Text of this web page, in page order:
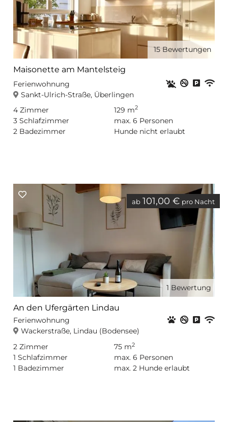
15 Bewertungen
Maisonette am Mantelsteig
Ferienwohnung
Sankt-Ulrich-Straße, Überlingen
Haustiere
4 Zimmer
3 Schlafzimmer
2 Badezimmer
129 m2
max. 6 Personen
Hunde nicht erlaubt
ab 101,00 € pro Nacht
1 Bewertung
An den Ufergärten Lindau
Ferienwohnung
Wackerstraße, Lindau (Bodensee)
Haustiere
2 Zimmer
1 Schlafzimmer
1 Badezimmer
75 m2
max. 6 Personen
max. 2 Hunde erlaubt